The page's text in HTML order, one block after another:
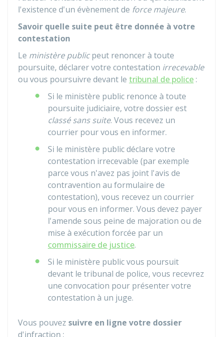
l'existence d'un évènement de force majeure.
Savoir quelle suite peut être donnée à votre
contestation
Le ministère publicpeut renoncer à toute
poursuite, déclarer votre contestation irrecevable
ou vous poursuivre devant le tribunal de police :
Si le ministère public renonce à toute
poursuite judiciaire, votre dossier est
classé sans suite. Vous recevez un
courrier pour vous en informer.
Si le ministère public déclare votre
contestation irrecevable (par exemple
parce vous n'avez pas joint l'avis de
contravention au formulaire de
contestation), vous recevez un courrier
pour vous en informer. Vous devez payer
l'amende sous peine de majoration ou de
mise à exécution forcée par un
commissaire de justice.
Si le ministère public vous poursuit
devant le tribunal de police, vous recevrez
une convocation pour présenter votre
contestation à un juge.
Vous pouvez suivre en ligne votre dossier
d'infraction :